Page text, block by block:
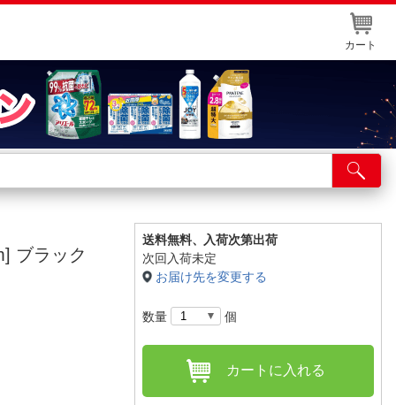
カート
舗サービス
ト取り置き
情報・店舗一覧
ブラック
送料無料、
入荷次第出荷
次回入荷未定
お届け先を変更する
数量 個
カートに入れる